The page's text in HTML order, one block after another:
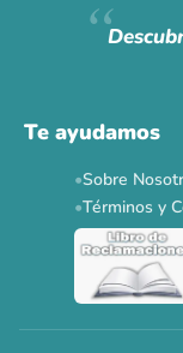
Te ayudamos
Sobre
Términos y